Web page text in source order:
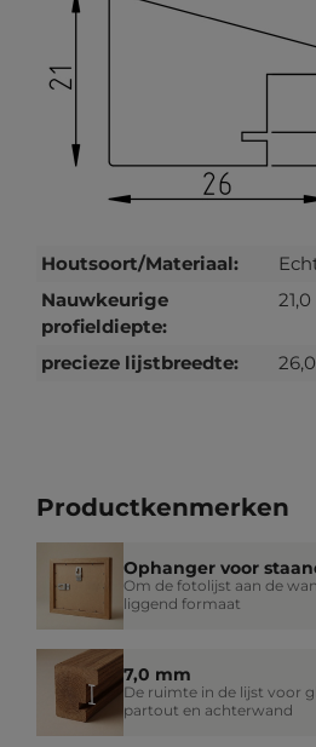
Houtsoort/Materiaal:
Nauwkeurige
profieldiepte:
21,0
precieze lijstbreedte:
Productkenmerken
Ophanger voor
Om de fotolijst aan de
liggend formaat
7,0 mm
De ruimte in de lijst voor
partout en achterwand